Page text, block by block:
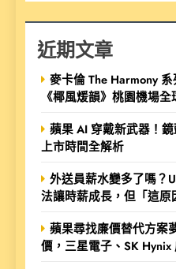
近期文章
麥卡倫 The Harmony
《椰風煖韻》桃園機場全
蘋果 AI 穿戴新武器！
上市時間全解析
外送員薪水變多了嗎？
法讓時薪成長，但「這
蘋果尋找廉價替代方案
價，三星電子、SK Hynix